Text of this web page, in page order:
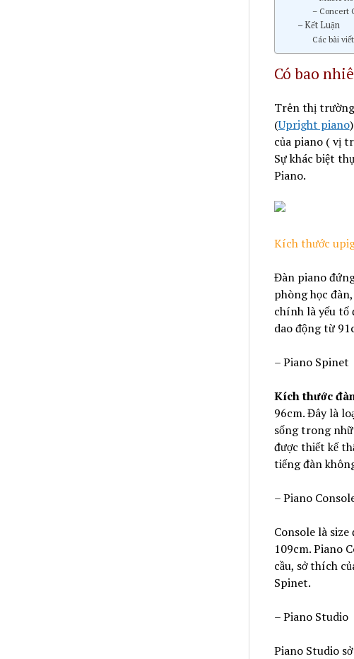
– Concert
– Kết Luận
Các bài
Có bao
Trên thị
(Upright piano
của piano ( vị
Sự khác biệt
Piano.
Kích thước
Đàn piano
phòng học
chính là yếu tố
dao động từ
– Piano Spinet
Kích thước
96cm. Đây là
sống trong
được thiết kế
tiếng đàn
– Piano
Console là
109cm. Piano
cầu, sở thích
Spinet.
– Piano Studio
Piano Studio